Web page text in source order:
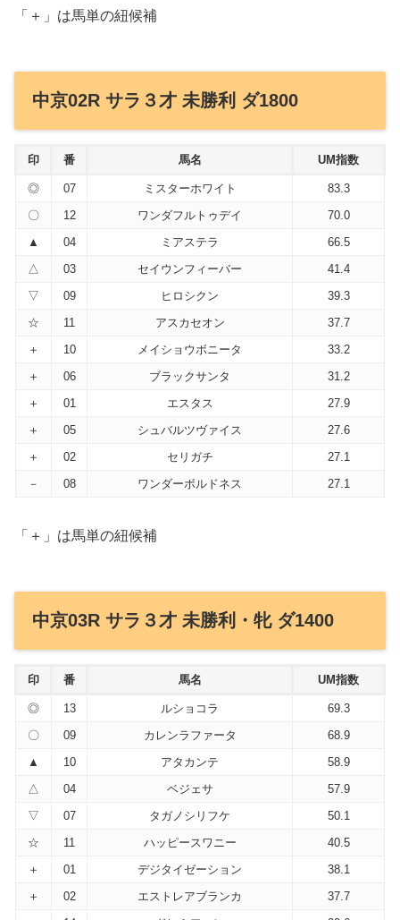
「＋」は馬単の紐候補
中京02R サラ３才 未勝利 ダ1800
印 番 馬名 UM指数
◎ 07 ミスターホワイト
83.3
〇
12 ワンダフルトゥデイ
70.0
▲
04 ミアステラ
66.5
△
03 セイウンフィーバー
41.4
▽
09 ヒロシクン
39.3
☆
11 アスカセオン
37.7
＋
10 メイショウボニータ
33.2
＋
06 ブラックサンタ
31.2
＋
01 エスタス
27.9
＋
05 シュバルツヴァイス
27.6
＋
02 セリガチ
27.1
－
08 ワンダーボルドネス 27.1
「＋」は馬単の紐候補
中京03R サラ３才 未勝利・牝 ダ1400
印 番 馬名 UM指数
◎ 13 ルショコラ
69.3
〇
09 カレンラファータ
68.9
▲
10 アタカンテ
58.9
△
04 ベジェサ
57.9
▽
07 タガノシリフケ
50.1
☆
11 ハッピースワニー
40.5
＋
01 デジタイゼーション
38.1
＋
02 エストレアブランカ
37.7